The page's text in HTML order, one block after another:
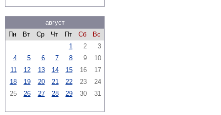
август
Пн
Вт Ср Чт Пт Сб
Вс
1
2
3
4
5 6 7 8 9
10
11
12 13 14 15 16
17
18
19 20 21 22 23
24
25
26 27 28 29 30 31